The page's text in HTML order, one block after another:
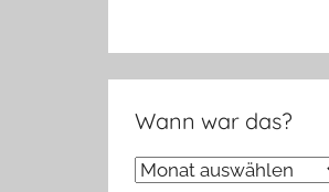
Wann war das?
Wann